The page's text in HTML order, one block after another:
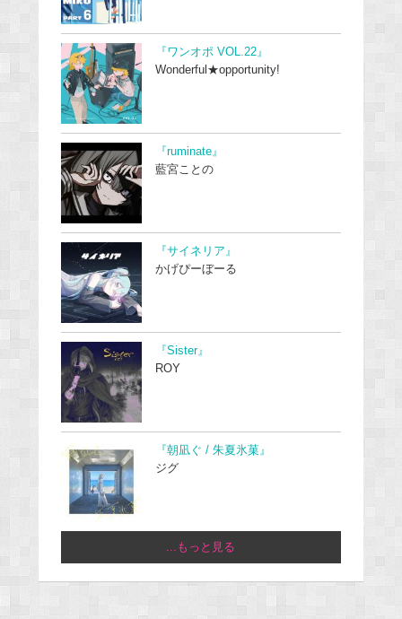
『ワンオポ VOL.22』
Wonderful★opportunity!
『ruminate』
藍宮ことの
『サイネリア』
かげぴーぼーる
『Sister』
ROY
『朝凪ぐ / 朱夏氷菓』
ジグ
...もっと見る